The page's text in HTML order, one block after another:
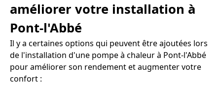
améliorer votre installation à
Pont-l'Abbé
Il y a certaines options qui peuvent être ajoutées lors
de l'installation d'une pompe à chaleur à Pont-l'Abbé
pour améliorer son rendement et augmenter votre
confort :